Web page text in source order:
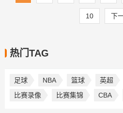
10 下
热门TAG
足球 NBA 篮球 英超
比赛录像
比赛集锦 CBA